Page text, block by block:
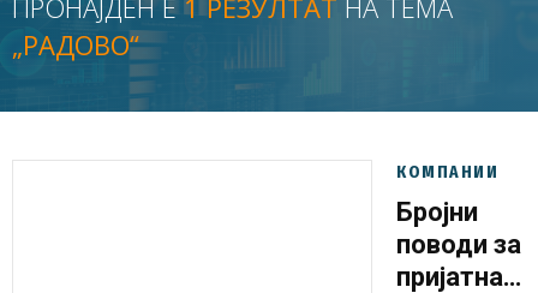
БАНКАРСТВО
ЖИВОТ
ПРОНАЈДЕН Е1 РЕЗУЛТАТ НА ТЕМА
„РАДОВО“
КОМПАНИИ
Бројни
поводи за
пријатна